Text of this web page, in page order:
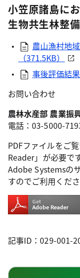
小笠原諸島に
生物共生林整
農山漁村地
（371.5KB）
事後評価結
お問い合わせ
農林水産部 農業振
電話：03-5000-
PDFファイルをご
Reader」が必要です
Adobe Systemsの
すのでご利用くださ
記事ID：029-001-